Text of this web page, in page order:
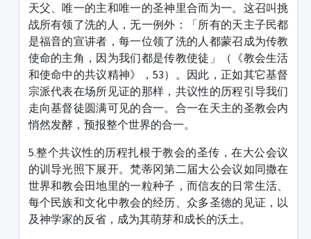
天父、唯一的主和唯一的圣神里合而为一。这召叫挑
战所有领了洗的人，无一例外：「所有的天主子民都
是福音的宣讲者，每一位领了洗的人都蒙召成为传教
使命的主角，因为我们都是传教使徒」（《教会生活
和使命中的共议精神》，53）。因此，正如其它基督
宗派代表在场所见证的那样，共议性的历程引导我们
走向基督徒圆满可见的合一。合一在天主的圣教会内
悄然发酵，预报整个世界的合一。
5.整个共议性的历程扎根于教会的圣传，在大公会议
的训导光照下展开。梵蒂冈第二届大公会议如同撒在
世界和教会田地里的一粒种子，而信友的日常生活、
每个民族和文化中教会的经历、众多圣德的见证，以
及神学家的反省，成为其萌芽和成长的沃土。